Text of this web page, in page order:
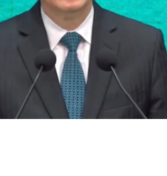
將軍
識海
公園
洪工